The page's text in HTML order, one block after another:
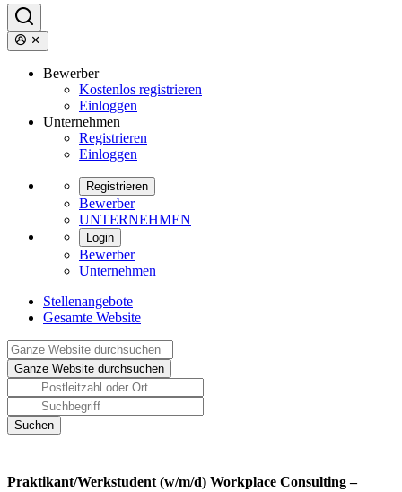
Bewerber
Kostenlos registrieren
Einloggen
Unternehmen
Registrieren
Einloggen
Registrieren
Bewerber
UNTERNEHMEN
Login
Bewerber
Unternehmen
Stellenangebote
Gesamte Website
Praktikant/Werkstudent (w/m/d) Workplace Consulting –